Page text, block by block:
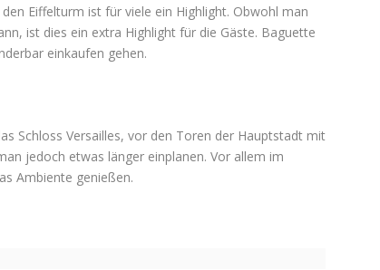
Eiffelturm ist für viele ein Highlight. Obwohl man
ist dies ein extra Highlight für die Gäste. Baguette
einkaufen gehen.
Schloss Versailles, vor den Toren der Hauptstadt mit
jedoch etwas länger einplanen. Vor allem im
Ambiente genießen.